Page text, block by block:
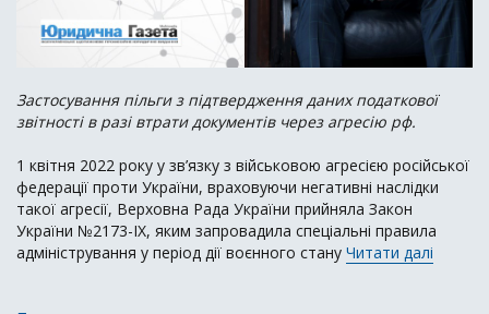
Застосування пільги з підтвердження даних податкової
звітності в разі втрати документів через агресію рф.
1 квітня 2022 року у зв’язку з військовою агресією російської
федерації проти України, враховуючи негативні наслідки
такої агресії, Верховна Рада України прийняла Закон
України №2173-IX, яким запровадила спеціальні правила
адміністрування у період дії воєнного стану Читати далі